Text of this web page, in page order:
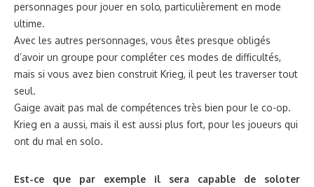
personnages pour jouer en solo, particulièrement en mode
ultime.
Avec les autres personnages, vous êtes presque obligés
d’avoir un groupe pour compléter ces modes de difficultés,
mais si vous avez bien construit Krieg, il peut les traverser tout
seul.
Gaige avait pas mal de compétences très bien pour le co-op.
Krieg en a aussi, mais il est aussi plus fort, pour les joueurs qui
ont du mal en solo.
Est-ce que par exemple il sera capable de soloter